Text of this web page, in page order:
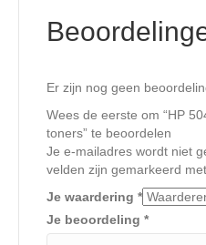
Er zijn nog geen
Wees de eerste om “HP
toners” te beoordelen
Je e-mailadres wordt niet
velden zijn gemarkeerd met
Je waardering *
Je beoordeling *